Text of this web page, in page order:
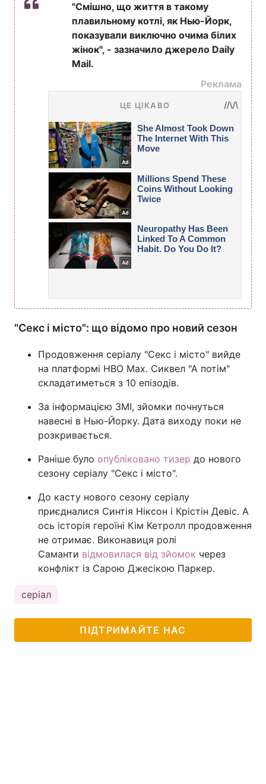
"Смішно, що життя в такому
плавильному котлі, як Нью-Йорк,
показували виключно очима білих
жінок", - зазначило джерело Daily
Mail.
Реклама
"Секс і місто": що відомо про новий сезон
Продовження серіалу "Секс і місто" вийде
на платформі HBO Max. Сиквел "А потім"
складатиметься з 10 епізодів.
За інформацією ЗМІ, зйомки почнуться
навесні в Нью-Йорку. Дата виходу поки не
розкривається.
Раніше було опубліковано тизер до нового
сезону серіалу "Секс і місто".
До касту нового сезону серіалу
приєдналися Синтія Ніксон і Крістін Девіс. А
ось історія героїні Кім Кетролл продовження
не отримає. Виконавиця ролі
Саманти відмовилася від зйомок через
конфлікт із Сарою Джесікою Паркер.
серіал
ПІДТРИМАЙТЕ НАС